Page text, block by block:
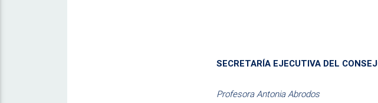
SECRETARÍA EJECUTIVA DEL
Profesora Antonia Abrodos